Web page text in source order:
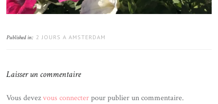
Published in: 2 JOURS A AMSTERDAM
Laisser un commentaire
Vous devezvous connecterpour publier un commentaire.